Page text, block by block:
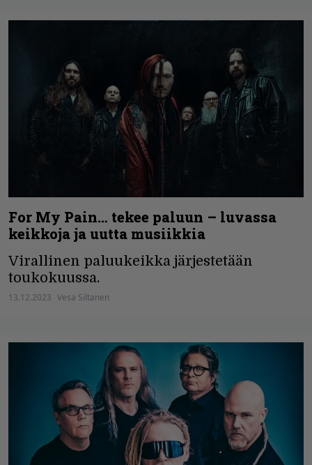
For My Pain… tekee paluun – luvassa
keikkoja ja uutta musiikkia
Virallinen paluukeikka järjestetään
toukokuussa.
13.12.2023 Vesa Siltanen